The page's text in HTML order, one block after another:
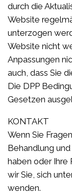
durch die
Website
unterzogen
Website nicht
Anpassungen
auch, dass Sie
Die DPP
Gesetzen
KONTAKT
Wenn Sie
Behandlung
haben oder
wir Sie, sich
wenden.